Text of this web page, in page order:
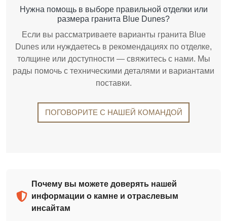
Нужна помощь в выборе правильной отделки или
размера гранита Blue Dunes?
Если вы рассматриваете варианты гранита Blue
Dunes или нуждаетесь в рекомендациях по отделке,
толщине или доступности — свяжитесь с нами. Мы
рады помочь с техническими деталями и вариантами
поставки.
ПОГОВОРИТЕ С НАШЕЙ КОМАНДОЙ
Почему вы можете доверять нашей
информации о камне и отраслевым
инсайтам